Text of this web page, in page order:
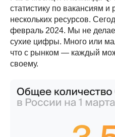
статистику по вакансиям
нескольких ресурсов.
февраль 2024. Мы не
сухие цифры. Много или
что с рынком — каждый
своему.